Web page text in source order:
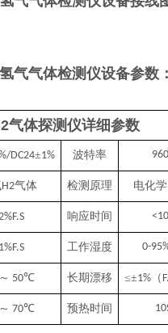
气气体检测仪设备参数：
气体探测仪详细参数
DC24±1% 波特率
H2气体 检测原理 电化
响应时间
1%F.S 工作湿度 0-
～ 50℃ 长期漂移 ≤±1% （
～ 70℃ 预热时间